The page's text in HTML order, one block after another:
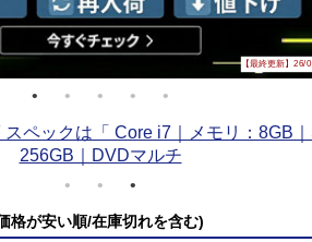
【最終更新】26/
格が安い順/在庫切れを含む)